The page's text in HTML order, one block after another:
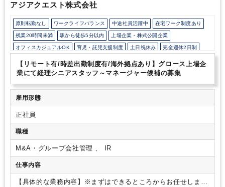
大・強化中。M＆Aの開拓からPMIまで携わる事ができる為、長期
アジアクエスト株式会社
原則転勤なし ワークライフバランス 中途社員活躍中 在宅ワーク制度あり
残業20時間未満 駅から徒歩5分以内 上場企業・株式公開企業
オフィスカジュアルOK 育児・託児支援制度 土日祝休み 完全週休2日制
年間休日120日以上
【リモート有/時差出勤制度有/海外拠点あり】グロース上場企
業にて経理シニアスタッフ～マネージャー候補の募集
雇用形態
正社員
職種
M&A・グループ会社管理 、 IR
仕事内容
【具体的な業務内容】※まずはできるところからお任せします